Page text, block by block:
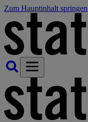
Zum Hauptinhalt springen